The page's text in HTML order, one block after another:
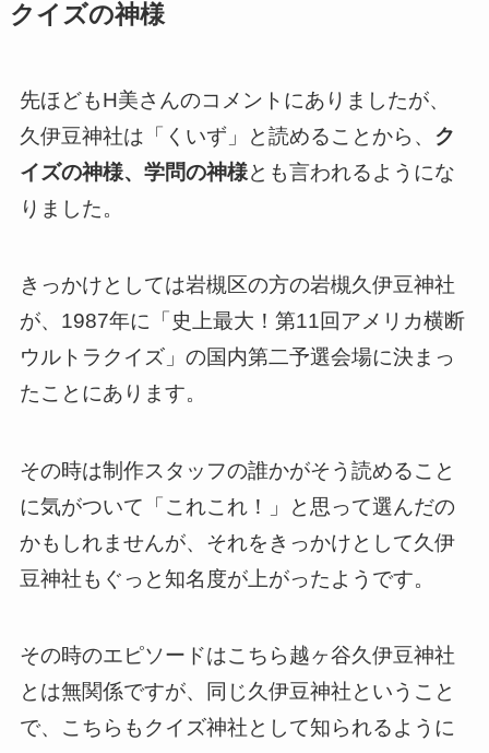
クイズの神様
先ほどもH美さんのコメントにありましたが、
久伊豆神社は「くいず」と読めることから、 ク
イズの神様、学問の神様とも言われるようにな
りました。
きっかけとしては岩槻区の方の岩槻久伊豆神社
が、1987年に「史上最大！第11回アメリカ横断
ウルトラクイズ」の国内第二予選会場に決まっ
たことにあります。
その時は制作スタッフの誰かがそう読めること
に気がついて「これこれ！」と思って選んだの
かもしれませんが、それをきっかけとして久伊
豆神社もぐっと知名度が上がったようです。
その時のエピソードはこちら越ヶ谷久伊豆神社
とは無関係ですが、同じ久伊豆神社ということ
で、こちらもクイズ神社として知られるように